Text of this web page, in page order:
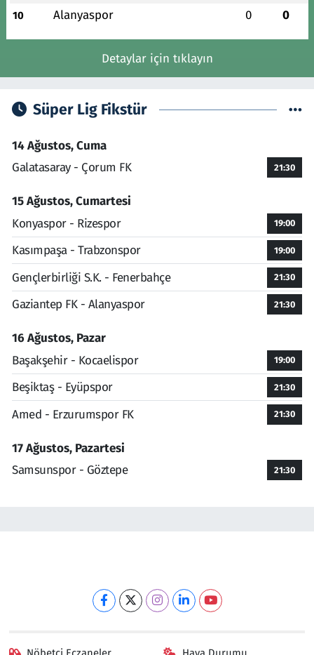
10 Alanyaspor 0 0
Detaylar için tıklayın
Süper Lig Fikstür
14 Ağustos, Cuma
Galatasaray - Çorum FK
21:30
15 Ağustos, Cumartesi
Konyaspor - Rizespor
19:00
Kasımpaşa - Trabzonspor 19:00
Gençlerbirliği S.K. - Fenerbahçe 21:30
Gaziantep FK - Alanyaspor 21:30
16 Ağustos, Pazar
Başakşehir - Kocaelispor
19:00
Beşiktaş - Eyüpspor 21:30
Amed - Erzurumspor FK 21:30
17 Ağustos, Pazartesi
Samsunspor - Göztepe
21:30